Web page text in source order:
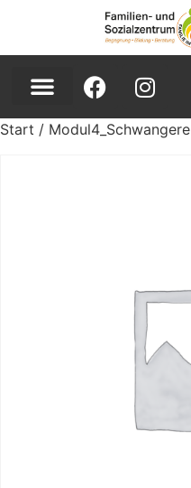
Start / Modul4_Schwangere